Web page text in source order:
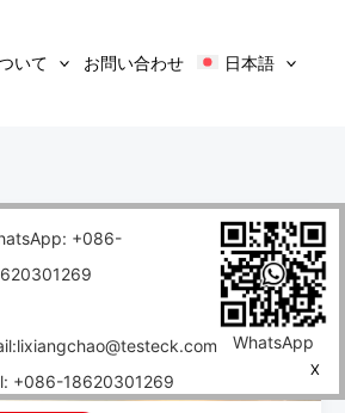
+086-
+086-18620301269
WhatsApp
X
いて お問い合わせ 日本語
セ
ン
と
放